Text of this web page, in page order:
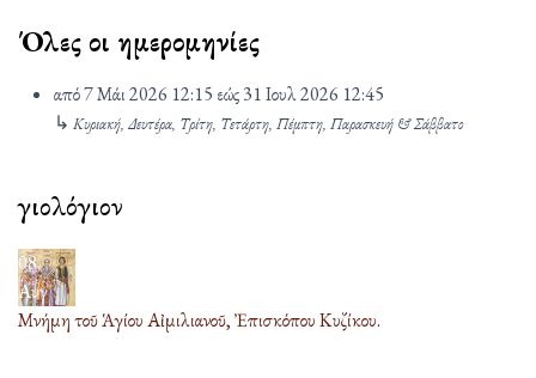
Όλες οι ημερομηνίες
από7 Μάι 2026 12:15 εώς31 Ιουλ 2026 12:45
↳ Κυριακή, Δευτέρα, Τρίτη, Τετάρτη, Πέμπτη, Παρασκευή & Σάββατο
Ἁγιολόγιον
08
Αυγ
Μνήμη τοῦ Ἁγίου Αἰμιλιανοῦ, Ἐπισκόπου Κυζίκου.